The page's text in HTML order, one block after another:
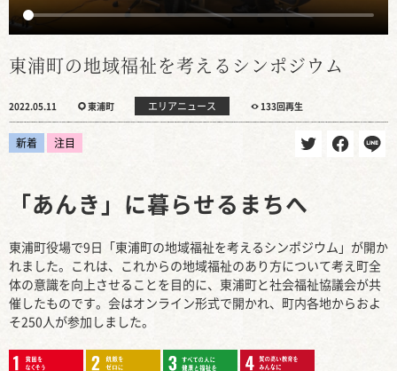
東浦町の地域福祉を考えるシンポジウム
2022.05.11 東浦町 エリアニュース 133回再生
新着 注目
「あんき」に暮らせるまちへ
東浦町役場で9日「東浦町の地域福祉を考えるシンポジウム」が開か
れました。これは、これからの地域福祉のあり方について考え町全
体の意識を向上させることを目的に、東浦町と社会福祉協議会が共
催したものです。会はオンライン形式で開かれ、町内各地からおよ
そ250人が参加しました。